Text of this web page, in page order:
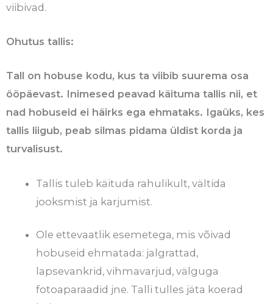
viibivad.
Ohutus tallis:
Tall on hobuse kodu, kus ta viibib suurema osa
ööpäevast. Inimesed peavad käituma tallis nii, et
nad hobuseid ei häirks ega ehmataks. Igaüks, kes
tallis liigub, peab silmas pidama üldist korda ja
turvalisust.
Tallis tuleb käituda rahulikult, vältida
jooksmist ja karjumist.
Ole ettevaatlik esemetega, mis võivad
hobuseid ehmatada: jalgrattad,
lapsevankrid, vihmavarjud, välguga
fotoaparaadid jne. Talli tulles jäta koerad